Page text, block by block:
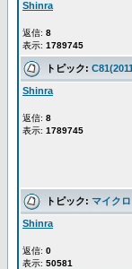
Shinra
返信: 8
表示: 1789745
トピック:
Shinra
返信: 8
表示: 1789745
トピック: マイク
Shinra
返信: 0
表示: 50581